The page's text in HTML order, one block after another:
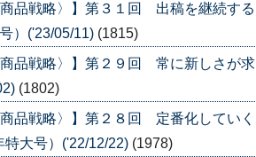
品戦略〉】第３１回 出稿を継続する
）('23/05/11) (1815)
商品戦略〉】第２９回 常に新しさが求
(1802)
品戦略〉】第２８回 定番化していく
大号）('22/12/22) (1978)